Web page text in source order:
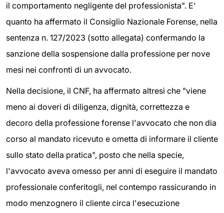
il comportamento negligente del professionista". E'
quanto ha affermato il Consiglio Nazionale Forense, nella
sentenza n. 127/2023 (sotto allegata) confermando la
sanzione della sospensione dalla professione per nove
mesi nei confronti di un avvocato.
Nella decisione, il CNF, ha affermato altresì che "viene
meno ai doveri di diligenza, dignità, correttezza e
decoro della professione forense l'avvocato che non dia
corso al mandato ricevuto e ometta di informare il cliente
sullo stato della pratica", posto che nella specie,
l'avvocato aveva omesso per anni di eseguire il mandato
professionale conferitogli, nel contempo rassicurando in
modo menzognero il cliente circa l'esecuzione